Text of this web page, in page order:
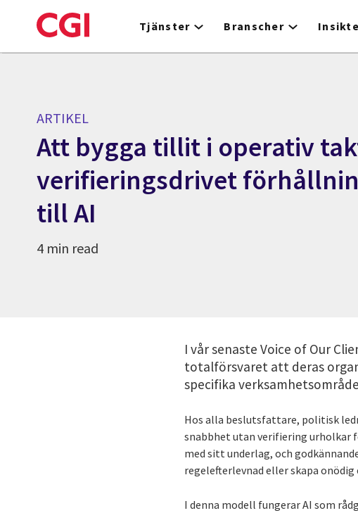
to
Tjänster Branscher
ARTIKEL
Att bygga tillit i operativ
verifieringsdrivet
till AI
4 min read
I vår senaste Voice of Our
totalförsvaret att deras
specifika
Hos alla beslutsfattare, politisk
snabbhet utan verifiering urholkar
med sitt underlag, och
regelefterlevnad eller skapa onödig
I denna modell fungerar AI som